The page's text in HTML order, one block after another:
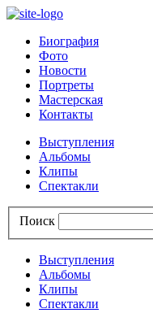
Биография
Фото
Новости
Портреты
Мастерская
Контакты
Выступления
Альбомы
Клипы
Спектакли
Поиск
Выступления
Альбомы
Клипы
Спектакли